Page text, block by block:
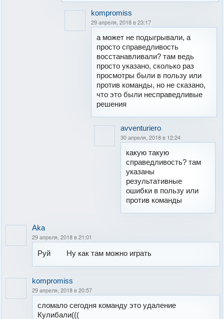
kompromiss
29 апреля, 2018 в 23:17
а может не подыгрывали, а
просто справедливость
восстанавливали? там ведь
просто указано, сколько раз
просмотры были в пользу или
против команды, но не сказано,
что это были несправедливые
решения
avventuriero
30 апреля, 2018 в 12:24
какую такую
справедливость? там
указаны
результативные
ошибки в пользу или
против команды
Aka
29 апреля, 2018 в 21:01
Руй Ну как там можно играть
kompromiss
29 апреля, 2018 в 20:57
сломало сегодня команду это удаление
Кулибали(((